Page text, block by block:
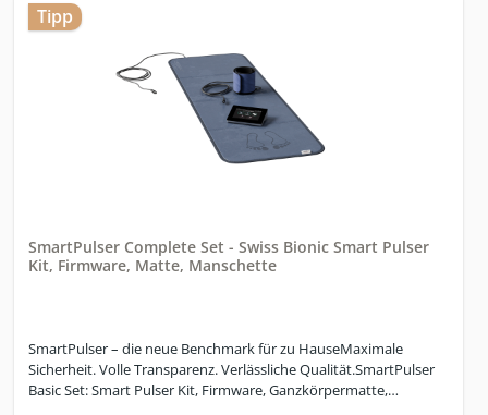
Tipp
SmartPulser Complete Set - Swiss Bionic Smart Pulser
Kit, Firmware, Matte, Manschette
SmartPulser – die neue Benchmark für zu HauseMaximale
Sicherheit. Volle Transparenz. Verlässliche Qualität.SmartPulser
Basic Set: Smart Pulser Kit, Firmware, Ganzkörpermatte,